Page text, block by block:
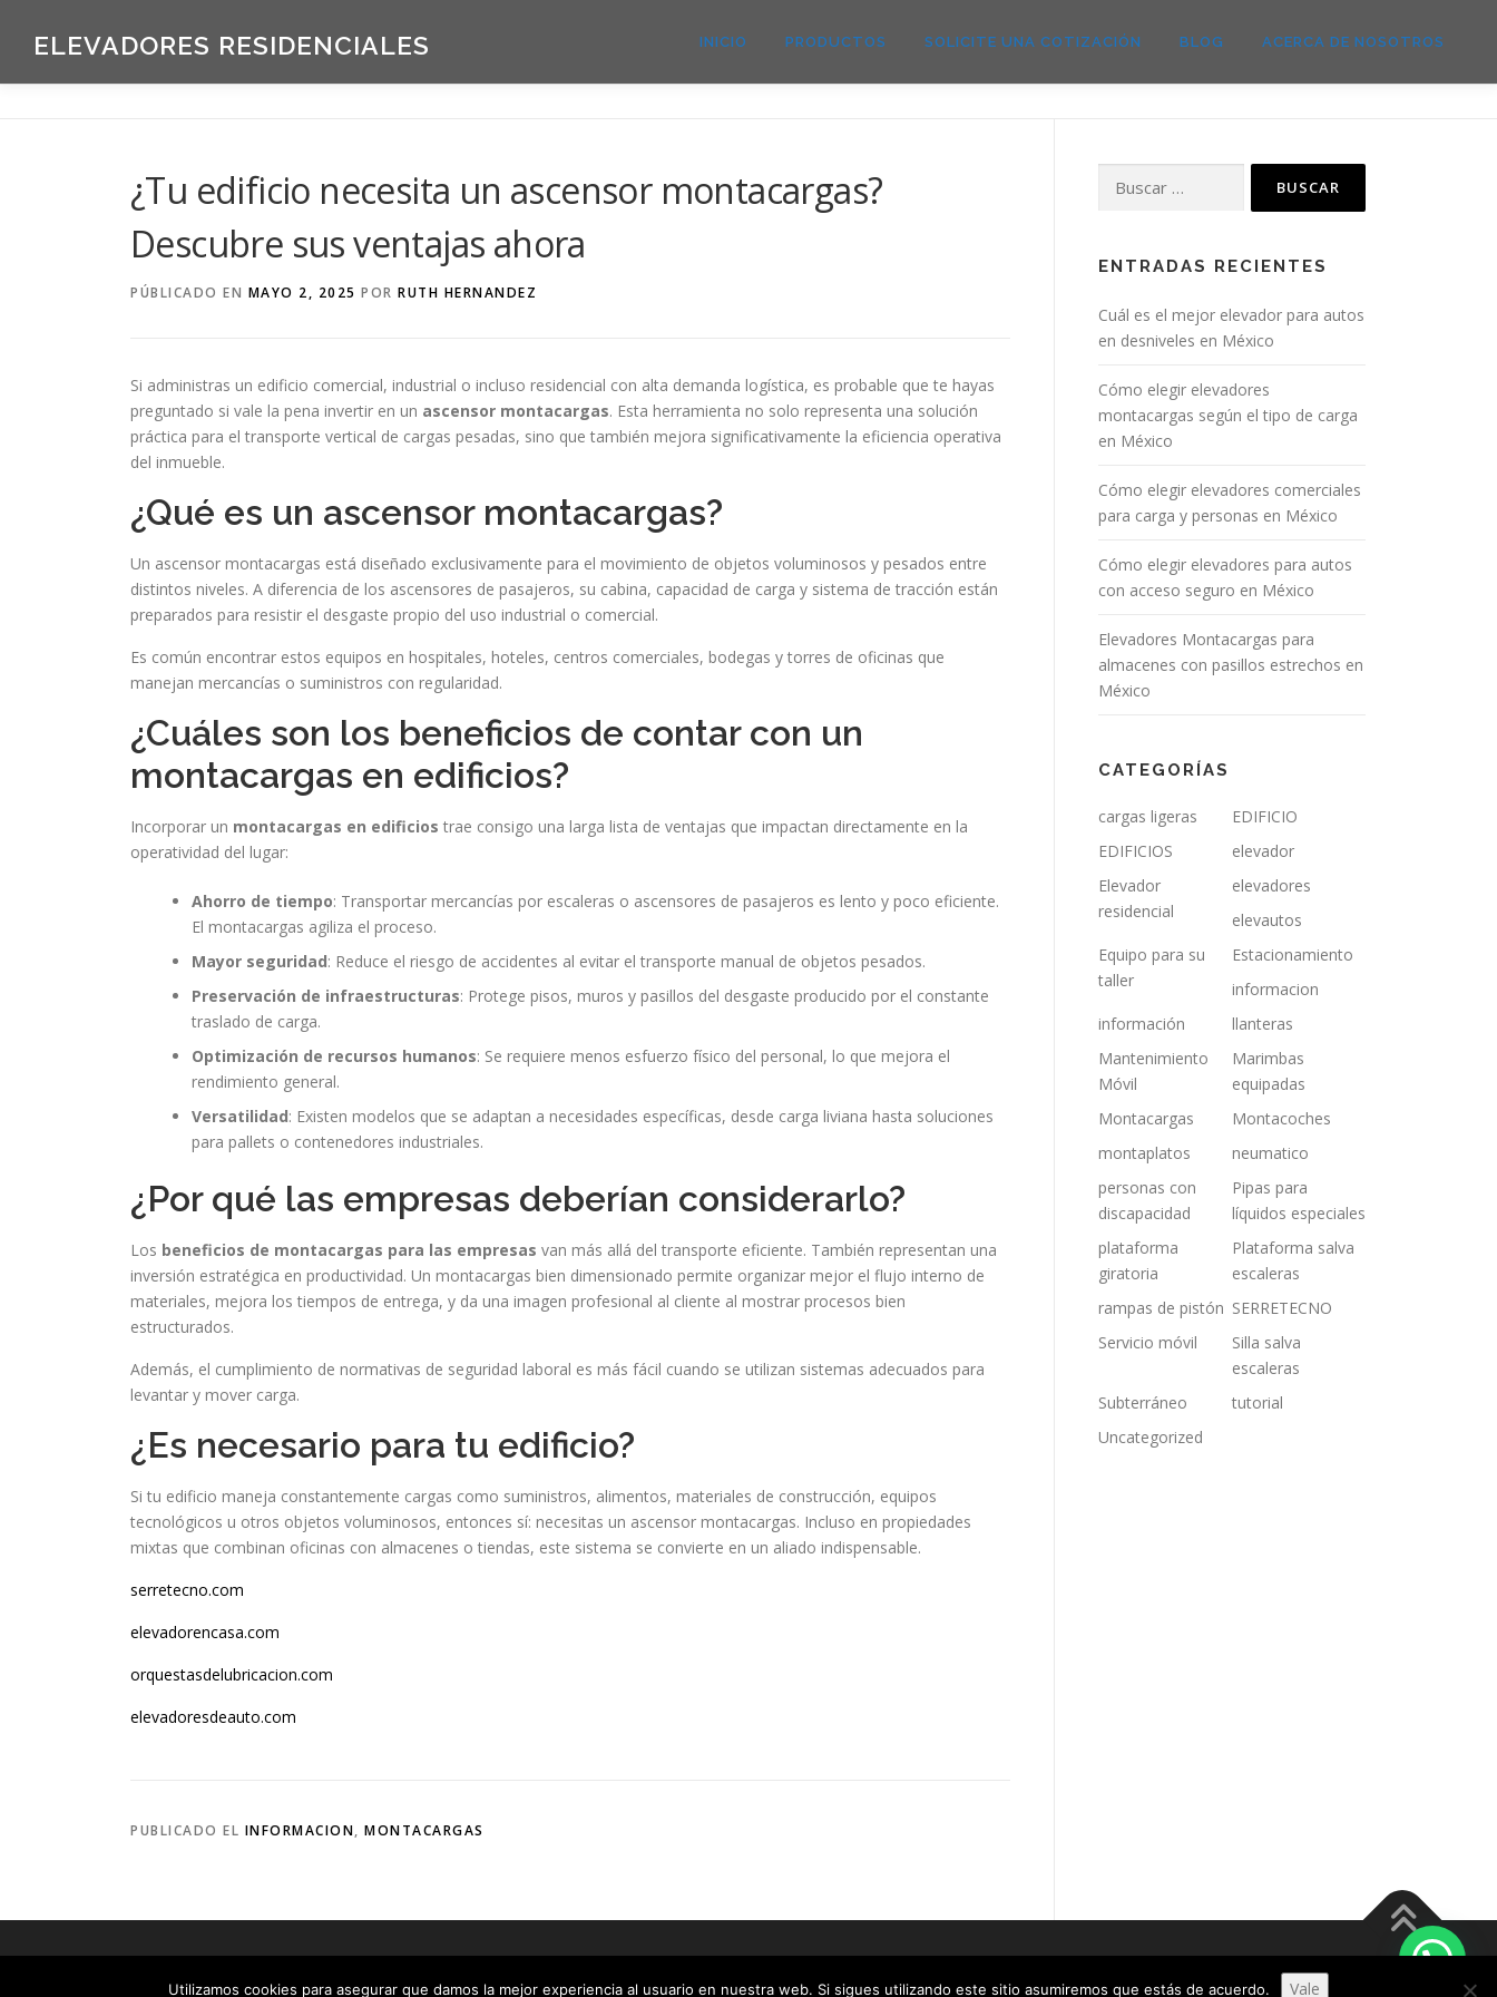
ELEVADORES RESIDENCIALES INICIO PRODUCTOS SOLICITE UNA COTIZACIÓN BLOG ACERCA DE NOSOTROS
¿Tu edificio necesita un ascensor montacargas?
Descubre sus ventajas ahora
PÚBLICADO EN MAYO 2, 2025 POR RUTH HERNANDEZ
Si administras un edificio comercial, industrial o incluso residencial con alta demanda logística, es probable que te hayas
preguntado si vale la pena invertir en un ascensor montacargas. Esta herramienta no solo representa una solución
práctica para el transporte vertical de cargas pesadas, sino que también mejora significativamente la eficiencia operativa
del inmueble.
¿Qué es un ascensor montacargas?
Un ascensor montacargas está diseñado exclusivamente para el movimiento de objetos voluminosos y pesados entre
distintos niveles. A diferencia de los ascensores de pasajeros, su cabina, capacidad de carga y sistema de tracción están
preparados para resistir el desgaste propio del uso industrial o comercial.
Es común encontrar estos equipos en hospitales, hoteles, centros comerciales, bodegas y torres de oficinas que
manejan mercancías o suministros con regularidad.
¿Cuáles son los beneficios de contar con un
montacargas en edificios?
Incorporar un montacargas en edificios trae consigo una larga lista de ventajas que impactan directamente en la
operatividad del lugar:
Ahorro de tiempo: Transportar mercancías por escaleras o ascensores de pasajeros es lento y poco eficiente.
El montacargas agiliza el proceso.
Mayor seguridad: Reduce el riesgo de accidentes al evitar el transporte manual de objetos pesados.
Preservación de infraestructuras: Protege pisos, muros y pasillos del desgaste producido por el constante
traslado de carga.
Optimización de recursos humanos: Se requiere menos esfuerzo físico del personal, lo que mejora el
rendimiento general.
Versatilidad: Existen modelos que se adaptan a necesidades específicas, desde carga liviana hasta soluciones
para pallets o contenedores industriales.
¿Por qué las empresas deberían considerarlo?
Los beneficios de montacargas para las empresas van más allá del transporte eficiente. También representan una
inversión estratégica en productividad. Un montacargas bien dimensionado permite organizar mejor el flujo interno de
materiales, mejora los tiempos de entrega, y da una imagen profesional al cliente al mostrar procesos bien
estructurados.
Además, el cumplimiento de normativas de seguridad laboral es más fácil cuando se utilizan sistemas adecuados para
levantar y mover carga.
¿Es necesario para tu edificio?
Si tu edificio maneja constantemente cargas como suministros, alimentos, materiales de construcción, equipos
tecnológicos u otros objetos voluminosos, entonces sí: necesitas un ascensor montacargas. Incluso en propiedades
mixtas que combinan oficinas con almacenes o tiendas, este sistema se convierte en un aliado indispensable.
serretecno.com
elevadorencasa.com
orquestasdelubricacion.com
elevadoresdeauto.com
PUBLICADO EL INFORMACION, MONTACARGAS
ENTRADAS RECIENTES
Cuál es el mejor elevador para autos
en desniveles en México
Cómo elegir elevadores
montacargas según el tipo de carga
en México
Cómo elegir elevadores comerciales
para carga y personas en México
Cómo elegir elevadores para autos
con acceso seguro en México
Elevadores Montacargas para
almacenes con pasillos estrechos en
México
CATEGORÍAS
cargas ligeras
EDIFICIO
EDIFICIOS
elevador
Elevador
residencial
elevadores
elevautos
Equipo para su
taller
Estacionamiento
informacion
información
llanteras
Mantenimiento
Móvil
Marimbas
equipadas
Montacargas
Montacoches
montaplatos
neumatico
personas con
discapacidad
Pipas para
líquidos especiales
plataforma
giratoria
Plataforma salva
escaleras
rampas de pistón SERRETECNO
Servicio móvil
Silla salva
escaleras
Subterráneo
tutorial
Uncategorized
Utilizamos cookies para asegurar que damos la mejor experiencia al usuario en nuestra web. Si sigues utilizando este sitio asumiremos que estás de acuerdo. Vale